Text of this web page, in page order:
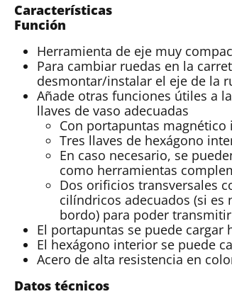
Características
Función
Herramienta de eje muy
Para cambiar ruedas en la
desmontar/instalar el eje de la
Añade otras funciones útiles a
llaves de vaso adecuadas
Con portapuntas
Tres llaves de hexágono
En caso necesario, se
como herramientas
Dos orificios transversales
cilíndricos adecuados (si
bordo) para poder
El portapuntas se puede cargar
El hexágono interior se puede
Acero de alta resistencia en
Datos técnicos